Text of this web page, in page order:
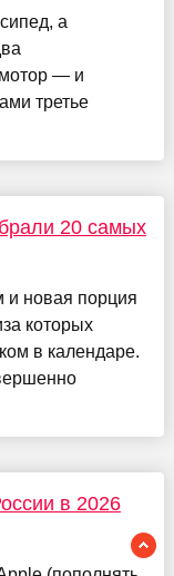
а
— и
третье
20 самых
и новая порция
которых
в календаре.
в 2026